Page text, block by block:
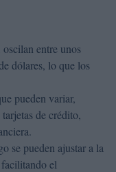
entre unos
dólares, lo que los
pueden variar,
de crédito,
se pueden ajustar a la
el